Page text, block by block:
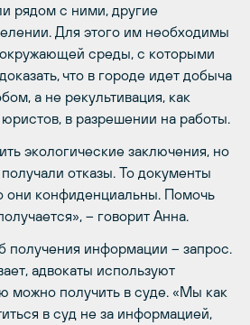
рядом с ними, другие
Для этого им необходимы
среды, с которыми
что в городе идет добыча
а не рекультивация, как
в разрешении на работы.
экологические заключения, но
отказы. То документы
они конфиденциальны. Помочь
– говорит Анна.
информации – запрос.
адвокаты используют
можно получить в суде. «Мы как
в суд не за информацией,